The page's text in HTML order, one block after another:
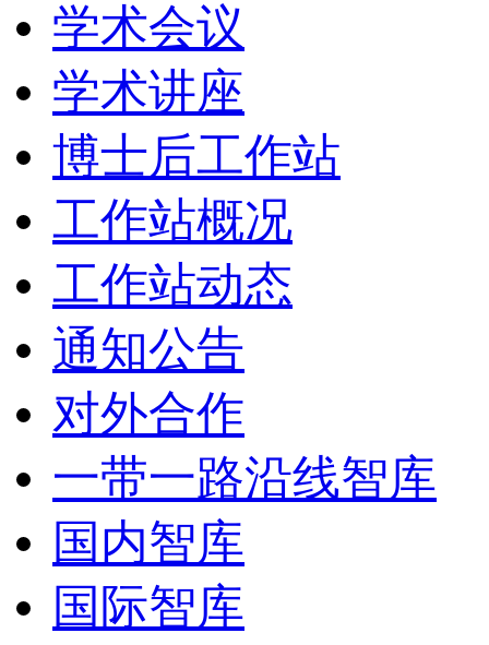
学术会议
学术讲座
博士后工作站
工作站概况
工作站动态
通知公告
对外合作
一带一路沿线智库
国内智库
国际智库